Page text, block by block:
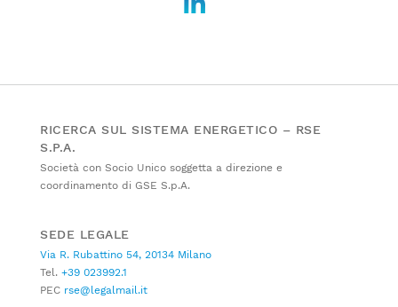
RICERCA SUL SISTEMA ENERGETICO – RSE
S.P.A.
Società con Socio Unico soggetta a direzione e
coordinamento di GSE S.p.A.
SEDE LEGALE
Via R. Rubattino 54, 20134 Milano
Tel. +39 023992.1
PEC rse@legalmail.it